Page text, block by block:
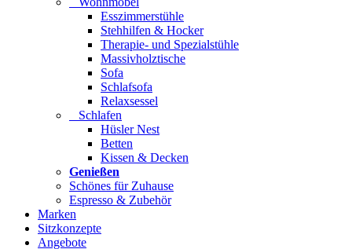
Esszimmerstühle
Stehhilfen & Hocker
Therapie- und Spezialstühle
Massivholztische
Sofa
Schlafsofa
Relaxsessel
Schlafen
Hüsler Nest
Betten
Kissen & Decken
Genießen
Schönes für Zuhause
Espresso & Zubehör
Marken
Sitzkonzepte
Angebote